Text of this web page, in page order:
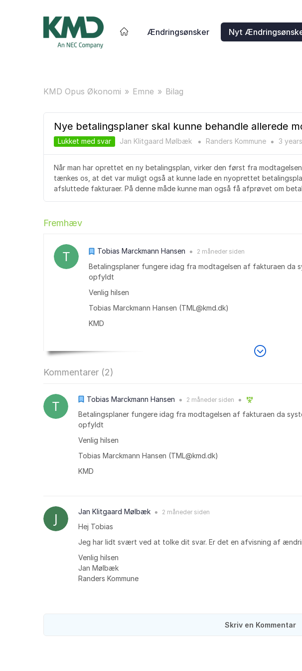
Ændringsønsker Nyt
KMD Opus Økonomi Emne Bilag
Nye betalingsplaner skal kunne behandle allerede
Lukket med svar Jan Klitgaard Mølbæk ● Randers Kommune ● 3 years
Når man har oprettet en ny betalingsplan, virker den først fra
tænkes os, at det var muligt også at kunne lade en nyoprettet
afsluttede fakturaer. På denne måde kunne man også få afprøvet om
Fremhæv
Tobias Marckmann Hansen ● 2 måneder siden
Betalingsplaner fungere idag fra modtagelsen af fakturaen da
opfyldt
Venlig hilsen
Tobias Marckmann Hansen (TML@kmd.dk)
KMD
Kommentarer (2)
Tobias Marckmann Hansen ● 2 måneder siden ●
Betalingsplaner fungere idag fra modtagelsen af fakturaen da
opfyldt
Venlig hilsen
Tobias Marckmann Hansen (TML@kmd.dk)
KMD
Jan Klitgaard Mølbæk ● 2 måneder siden
Hej Tobias
Jeg har lidt svært ved at tolke dit svar. Er det en afvisning af
Venlig hilsen
Jan Mølbæk
Randers Kommune
Skriv en Kommentar